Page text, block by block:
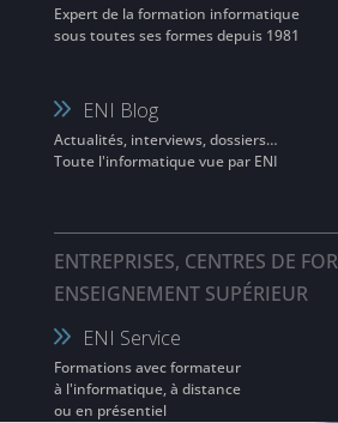
Expert de la formation informatique
sous toutes ses formes depuis 1981
ENI Blog
Actualités, interviews, dossiers…
Toute l'informatique vue par ENI
ENTREPRISES, CENTRES DE
ENSEIGNEMENT SUPÉRIEUR
ENI Service
Formations avec formateur
à l'informatique, à distance
ou en présentiel